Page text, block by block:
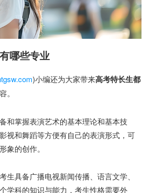
哪些专业
)小编还为大家带来高考特长生都
。
和掌握表演艺术的基本理论和基本技
视和舞蹈等方便有自己的表演形式，可
象的创作。
生具备广播电视新闻传播、语言文学、
学科的知识与能力，考生性格需要外